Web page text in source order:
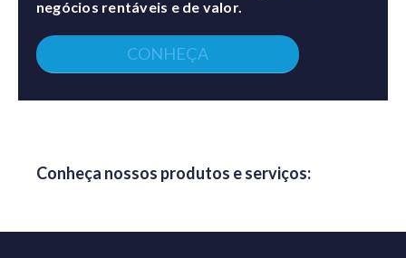
negócios rentáveis e de valor.
CONHEÇA
Conheça nossos produtos e serviços: